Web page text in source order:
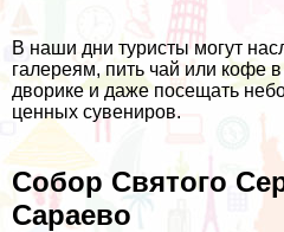
В наши дни туристы могут
галереям, пить чай или кофе
дворике и даже посещать
ценных сувениров.
Собор Святого
Сараево